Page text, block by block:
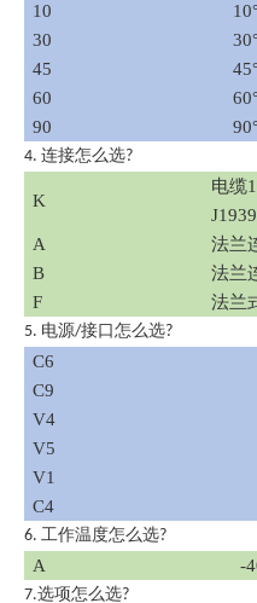
10
30
45
60
90
4. 连接怎么选?
K
电缆
A
法兰
B
法兰
F
法兰
5. 电源/接口怎么选?
C6
C9
V4
V5
V1
C4
6. 工作温度怎么选?
A -
7.选项怎么选?